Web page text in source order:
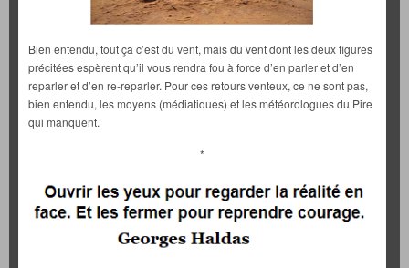
Bien entendu, tout ça c’est du vent, mais du vent dont les deux figures
précitées espèrent qu’il vous rendra fou à force d’en parler et d’en
reparler et d’en re-reparler. Pour ces retours venteux, ce ne sont pas,
bien entendu, les moyens (médiatiques) et les météorologues du Pire
qui manquent.
*